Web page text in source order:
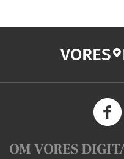
VORES
OM VORES